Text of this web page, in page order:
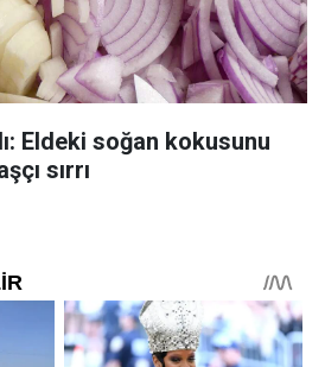
Eldeki soğan kokusunu
sırrı